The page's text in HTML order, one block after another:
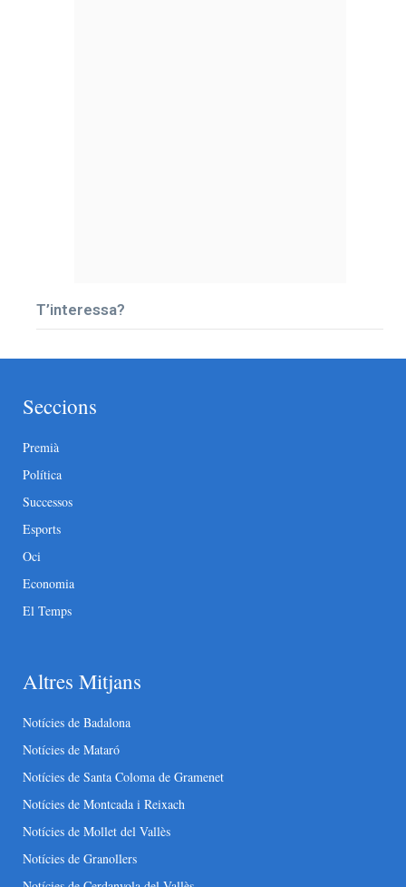
T’interessa?
Seccions
Premià
Política
Successos
Esports
Oci
Economia
El Temps
Altres Mitjans
Notícies de Badalona
Notícies de Mataró
Notícies de Santa Coloma de Gramenet
Notícies de Montcada i Reixach
Notícies de Mollet del Vallès
Notícies de Granollers